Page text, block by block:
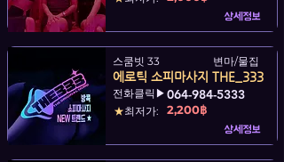
상세정보
에로틱 소피마사지 THE_333
변마/물집
스쿰빗 33
전화클릭▶ 064-984-5333
★최저가: 2,200฿
상세정보